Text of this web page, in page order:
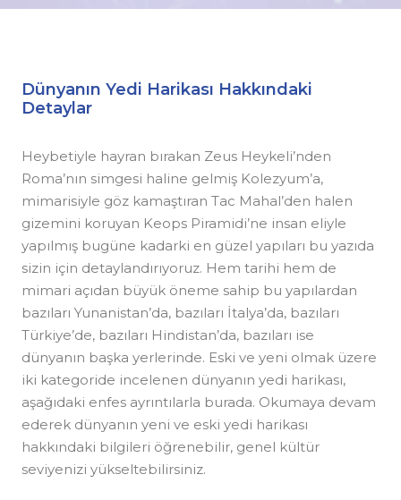
Dünyanın Yedi Harikası Hakkındaki
Detaylar
Heybetiyle hayran bırakan Zeus Heykeli’nden
Roma’nın simgesi haline gelmiş Kolezyum’a,
mimarisiyle göz kamaştıran Tac Mahal’den halen
gizemini koruyan Keops Piramidi’ne insan eliyle
yapılmış bugüne kadarki en güzel yapıları bu yazıda
sizin için detaylandırıyoruz. Hem tarihi hem de
mimari açıdan büyük öneme sahip bu yapılardan
bazıları Yunanistan’da, bazıları İtalya’da, bazıları
Türkiye’de, bazıları Hindistan’da, bazıları ise
dünyanın başka yerlerinde. Eski ve yeni olmak üzere
iki kategoride incelenen dünyanın yedi harikası,
aşağıdaki enfes ayrıntılarla burada. Okumaya devam
ederek dünyanın yeni ve eski yedi harikası
hakkındaki bilgileri öğrenebilir, genel kültür
seviyenizi yükseltebilirsiniz.